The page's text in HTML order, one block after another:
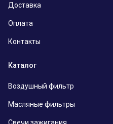
Доставка
Оплата
Контакты
Каталог
Воздушный фильтр
Масляные фильтры
Свечи зажигания